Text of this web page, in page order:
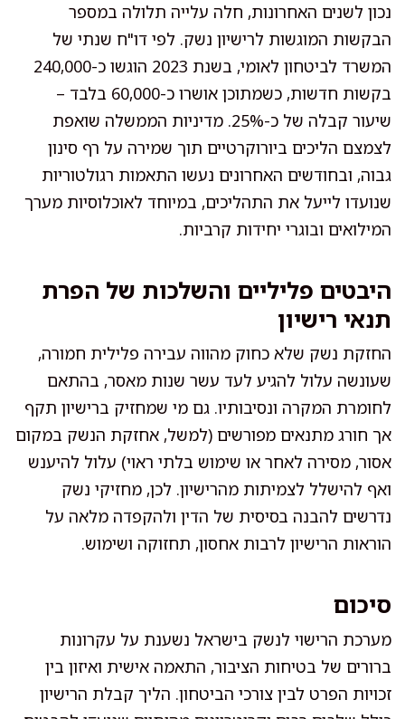
נכון לשנים האחרונות, חלה עלייה תלולה במספר
הבקשות המוגשות לרישיון נשק. לפי דו"ח שנתי של
המשרד לביטחון לאומי, בשנת 2023 הוגשו כ-240,000
בקשות חדשות, כשמתוכן אושרו כ-60,000 בלבד –
שיעור קבלה של כ-25%. מדיניות הממשלה שואפת
לצמצם הליכים ביורוקרטיים תוך שמירה על רף סינון
גבוה, ובחודשים האחרונים נעשו התאמות רגולטוריות
שנועדו לייעל את התהליכים, במיוחד לאוכלוסיות מערך
המילואים ובוגרי יחידות קרביות.
היבטים פליליים והשלכות של הפרת
תנאי רישיון
החזקת נשק שלא כחוק מהווה עבירה פלילית חמורה,
שעונשה עלול להגיע לעד עשר שנות מאסר, בהתאם
לחומרת המקרה ונסיבותיו. גם מי שמחזיק ברישיון תקף
אך חורג מתנאים מפורשים (למשל, אחזקת הנשק במקום
אסור, מסירה לאחר או שימוש בלתי ראוי) עלול להיענש
ואף להישלל לצמיתות מהרישיון. לכן, מחזיקי נשק
נדרשים להבנה בסיסית של הדין ולהקפדה מלאה על
הוראות הרישיון לרבות אחסון, תחזוקה ושימוש.
סיכום
מערכת הרישוי לנשק בישראל נשענת על עקרונות
ברורים של בטיחות הציבור, התאמה אישית ואיזון בין
זכויות הפרט לבין צורכי הביטחון. הליך קבלת הרישיון